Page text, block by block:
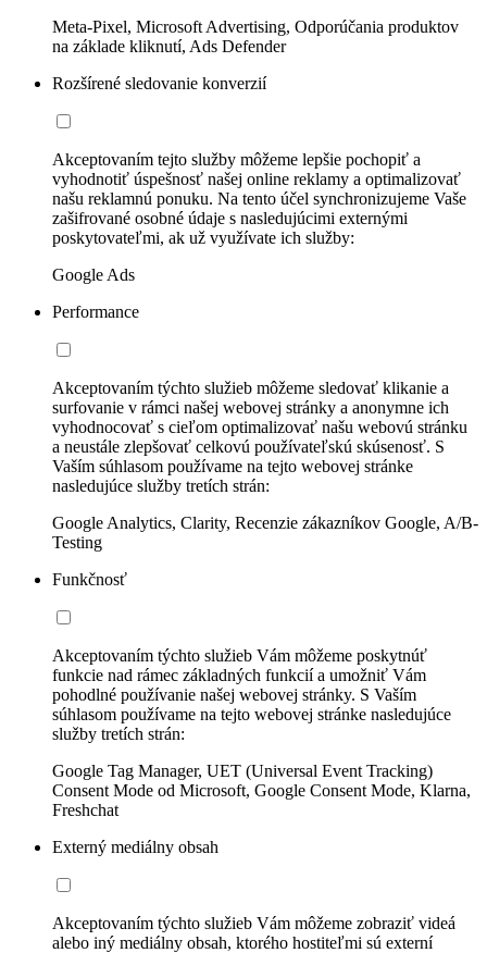
Meta-Pixel, Microsoft Advertising, Odporúčania produktov
na základe kliknutí, Ads Defender
Rozšírené sledovanie konverzií
Akceptovaním tejto služby môžeme lepšie pochopiť a
vyhodnotiť úspešnosť našej online reklamy a optimalizovať
našu reklamnú ponuku. Na tento účel synchronizujeme Vaše
zašifrované osobné údaje s nasledujúcimi externými
poskytovateľmi, ak už využívate ich služby:
Google Ads
Performance
Akceptovaním týchto služieb môžeme sledovať klikanie a
surfovanie v rámci našej webovej stránky a anonymne ich
vyhodnocovať s cieľom optimalizovať našu webovú stránku
a neustále zlepšovať celkovú používateľskú skúsenosť. S
Vaším súhlasom používame na tejto webovej stránke
nasledujúce služby tretích strán:
Google Analytics, Clarity, Recenzie zákazníkov Google, A/B-
Testing
Funkčnosť
Akceptovaním týchto služieb Vám môžeme poskytnúť
funkcie nad rámec základných funkcií a umožniť Vám
pohodlné používanie našej webovej stránky. S Vaším
súhlasom používame na tejto webovej stránke nasledujúce
služby tretích strán:
Google Tag Manager, UET (Universal Event Tracking)
Consent Mode od Microsoft, Google Consent Mode, Klarna,
Freshchat
Externý mediálny obsah
Akceptovaním týchto služieb Vám môžeme zobraziť videá
alebo iný mediálny obsah, ktorého hostiteľmi sú externí